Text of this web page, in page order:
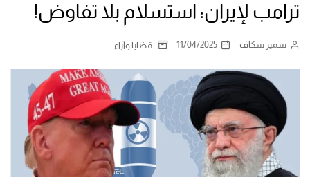
ترامب لإيران: استسلام بلا تفاوض!
سمير سكاف 11/04/2025 قضايا وآراء